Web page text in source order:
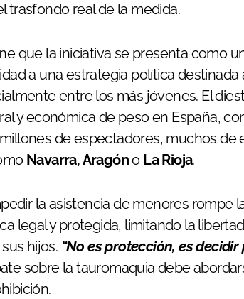
trasfondo real de la medida.
que la iniciativa se presenta como
a una estrategia política
entre los más jóvenes. El
y económica de peso en España,
de espectadores, muchos de
Navarra, Aragóno La Rioja.
la asistencia de menores rompe
legal y protegida, limitando la
hijos. “No es protección, es decidir
sobre la tauromaquia debe